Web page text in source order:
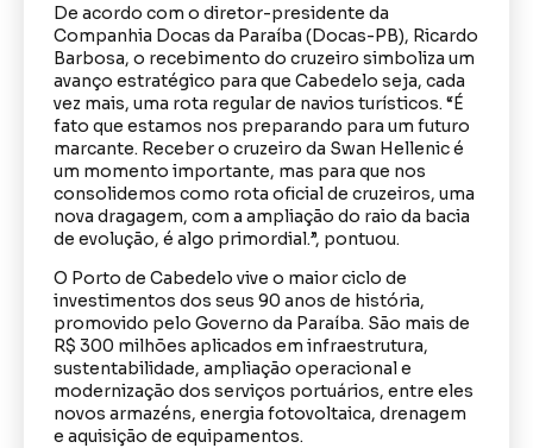
De acordo com o diretor-presidente da
Companhia Docas da Paraíba (Docas-PB), Ricardo
Barbosa, o recebimento do cruzeiro simboliza um
avanço estratégico para que Cabedelo seja, cada
vez mais, uma rota regular de navios turísticos. “É
fato que estamos nos preparando para um futuro
marcante. Receber o cruzeiro da Swan Hellenic é
um momento importante, mas para que nos
consolidemos como rota oficial de cruzeiros, uma
nova dragagem, com a ampliação do raio da bacia
de evolução, é algo primordial.”, pontuou.
O Porto de Cabedelo vive o maior ciclo de
investimentos dos seus 90 anos de história,
promovido pelo Governo da Paraíba. São mais de
R$ 300 milhões aplicados em infraestrutura,
sustentabilidade, ampliação operacional e
modernização dos serviços portuários, entre eles
novos armazéns, energia fotovoltaica, drenagem
e aquisição de equipamentos.